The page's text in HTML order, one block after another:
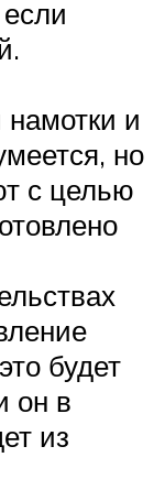
намотки и
но
с целью
будет
он в
из